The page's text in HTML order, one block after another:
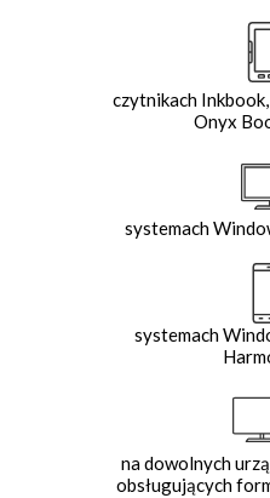
czytnikach
Onyx
systemach
systemach
na dowolnych
obsługujących